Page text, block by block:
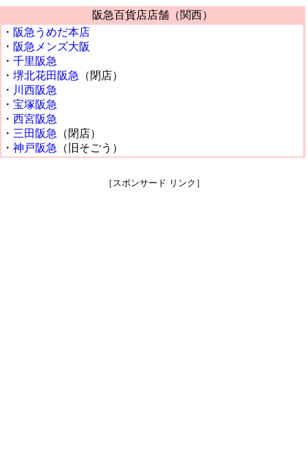
阪急百貨店店舗（関西）
・ 阪急うめだ本店
・ 阪急メンズ大阪
・ 千里阪急
・ 堺北花田阪急
（閉店）
・ 川西阪急
・ 宝塚阪急
・ 西宮阪急
・ 三田阪急
（閉店）
・ 神戸阪急 （旧そごう）
［スポンサード リンク］